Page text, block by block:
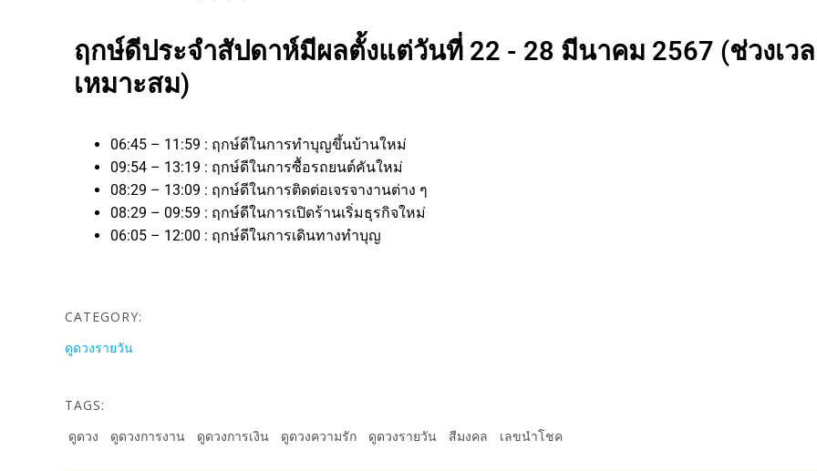
ฤกษ์ดีประจำสัปดาห์มีผลตั้งแต่วันที่ 22 - 28 มีนาคม 2567 (ช่วงเว
เหมาะสม)
06:45 – 11:59 : ฤกษ์ดีในการทำบุญขึ้นบ้านใหม่
09:54 – 13:19 : ฤกษ์ดีในการซื้อรถยนต์คันใหม่
08:29 – 13:09 : ฤกษ์ดีในการติดต่อเจรจางานต่าง ๆ
08:29 – 09:59 : ฤกษ์ดีในการเปิดร้านเริ่มธุรกิจใหม่
06:05 – 12:00 : ฤกษ์ดีในการเดินทางทำบุญ
CATEGORY:
ดูดวงรายวัน
TAGS:
ดูดวง
ดูดวงการงาน ดูดวงการเงิน ดูดวงความรัก ดูดวงรายวัน สีมงคล เลขนำโชค